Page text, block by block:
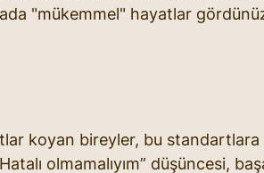
"mükemmel" hayatlar
koyan bireyler, bu standartlara
olmamalıyım” düşüncesi,